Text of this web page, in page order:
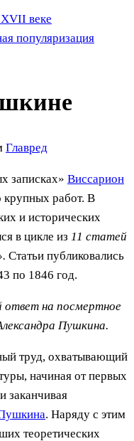
веке
популяризация
Главред
записках» Виссарион
крупных работ. В
и исторических
в цикле из 11 статей
Статьи публиковались
по 1846 год.
ответ на посмертное
Пушкина.
труд, охватывающий
начиная от первых
заканчивая
. Наряду с этим
теоретических